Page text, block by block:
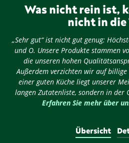
Was nicht rein ist,
nicht in die
„Sehr gut“ ist nicht gut genug:
und O. Unsere Produkte stammen
die unseren hohen
Außerdem verzichten wir auf billige
einer guten Küche liegt unserer
langen Zutatenliste, sondern in der
Erfahren Sie mehr über
Übersicht